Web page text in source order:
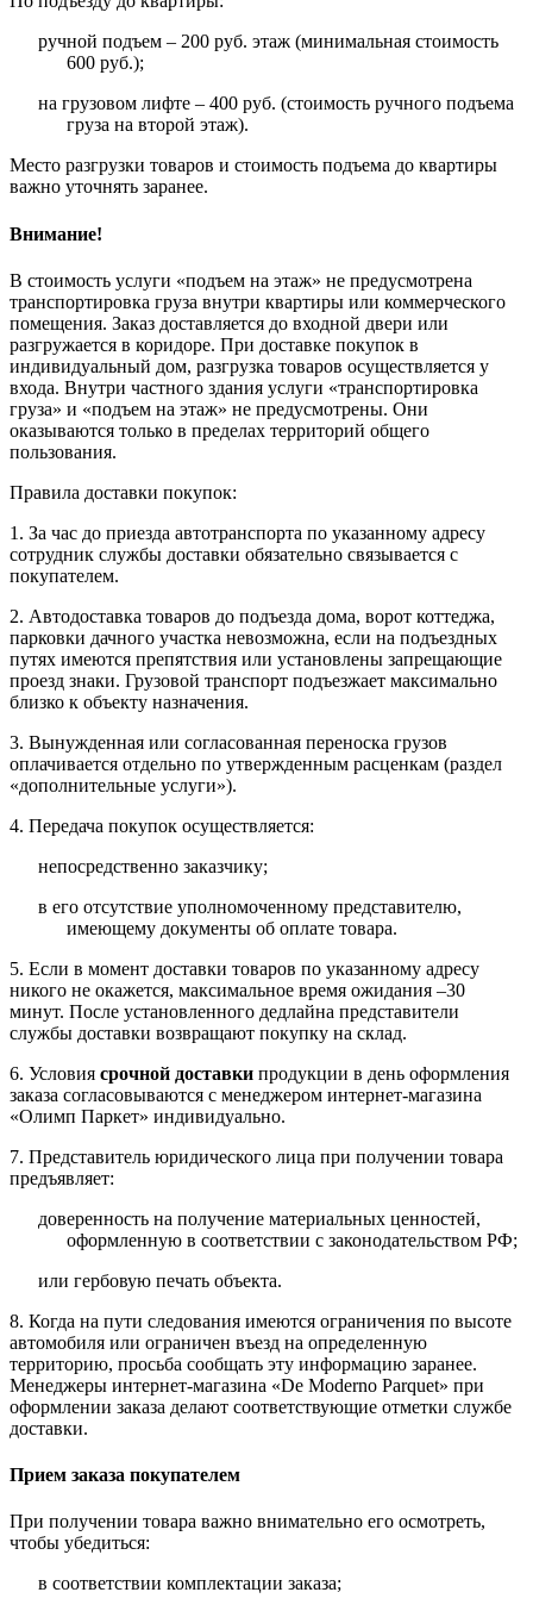
ручной подъем – 200 руб. этаж (минимальная стоимость
600 руб.);
на грузовом лифте – 400 руб. (стоимость ручного подъема
груза на второй этаж).
Место разгрузки товаров и стоимость подъема до квартиры
важно уточнять заранее.
Внимание!
В стоимость услуги «подъем на этаж» не предусмотрена
транспортировка груза внутри квартиры или коммерческого
помещения. Заказ доставляется до входной двери или
разгружается в коридоре. При доставке покупок в
индивидуальный дом, разгрузка товаров осуществляется у
входа. Внутри частного здания услуги «транспортировка
груза» и «подъем на этаж» не предусмотрены. Они
оказываются только в пределах территорий общего
пользования.
Правила доставки покупок:
1. За час до приезда автотранспорта по указанному адресу
сотрудник службы доставки обязательно связывается с
покупателем.
2. Автодоставка товаров до подъезда дома, ворот коттеджа,
парковки дачного участка невозможна, если на подъездных
путях имеются препятствия или установлены запрещающие
проезд знаки. Грузовой транспорт подъезжает максимально
близко к объекту назначения.
3. Вынужденная или согласованная переноска грузов
оплачивается отдельно по утвержденным расценкам (раздел
«дополнительные услуги»).
4. Передача покупок осуществляется:
непосредственно заказчику;
в его отсутствие уполномоченному представителю,
имеющему документы об оплате товара.
5. Если в момент доставки товаров по указанному адресу
никого не окажется, максимальное время ожидания –30
минут. После установленного дедлайна представители
службы доставки возвращают покупку на склад.
6. Условия срочной доставки продукции в день оформления
заказа согласовываются с менеджером интернет-магазина
«Олимп Паркет» индивидуально.
7. Представитель юридического лица при получении товара
предъявляет:
доверенность на получение материальных ценностей,
оформленную в соответствии с законодательством РФ;
или гербовую печать объекта.
8. Когда на пути следования имеются ограничения по высоте
автомобиля или ограничен въезд на определенную
территорию, просьба сообщать эту информацию заранее.
Менеджеры интернет-магазина «De Moderno Parquet» при
оформлении заказа делают соответствующие отметки службе
доставки.
Прием заказа покупателем
При получении товара важно внимательно его осмотреть,
чтобы убедиться:
в соответствии комплектации заказа;